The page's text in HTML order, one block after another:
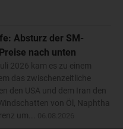
Absturz der SM-
nach unten
2026 kam es zu einem
das zwischenzeitliche
den USA und dem Iran den
von Öl, Naphtha
um...